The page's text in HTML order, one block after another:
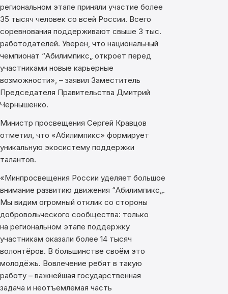
региональном этапе приняли участие более
35 тысяч человек со всей России. Всего
соревнования поддерживают свыше 3 тыс.
работодателей. Уверен, что национальный
чемпионат “Абилимпикс„ откроет перед
участниками новые карьерные
возможности», – заявил Заместитель
Председателя Правительства Дмитрий
Чернышенко.
Министр просвещения Сергей Кравцов
отметил, что «Абилимпикс» формирует
уникальную экосистему поддержки
талантов.
«Минпросвещения России уделяет большое
внимание развитию движения “Абилимпикс„.
Мы видим огромный отклик со стороны
добровольческого сообщества: только
на региональном этапе поддержку
участникам оказали более 14 тысяч
волонтёров. В большинстве своём это
молодёжь. Вовлечение ребят в такую
работу – важнейшая государственная
задача и неотъемлемая часть